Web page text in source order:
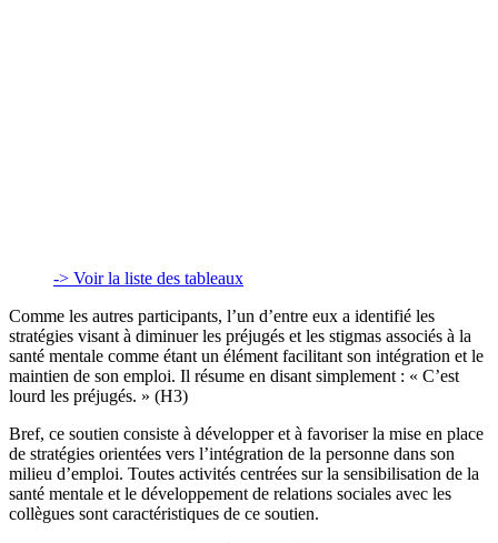
-> Voir la liste des tableaux
Comme les autres participants, l’un d’entre eux a identifié les
stratégies visant à diminuer les préjugés et les stigmas associés à la
santé mentale comme étant un élément facilitant son intégration et le
maintien de son emploi. Il résume en disant simplement : « C’est
lourd les préjugés. » (H3)
Bref, ce soutien consiste à développer et à favoriser la mise en place
de stratégies orientées vers l’intégration de la personne dans son
milieu d’emploi. Toutes activités centrées sur la sensibilisation de la
santé mentale et le développement de relations sociales avec les
collègues sont caractéristiques de ce soutien.